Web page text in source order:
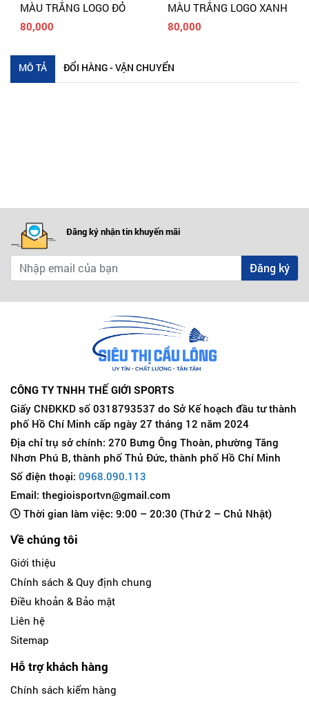
MÀU TRẮNG LOGO XANH
80,000
MÀU TRẮNG LOGO XANH
80,000
MÔ TẢ ĐỔI HÀNG - VẬN CHUYỂN
Đăng ký nhận tin khuyến mãi
Đăng ký
CÔNG TY TNHH THẾ GIỚI SPORTS
Giấy CNĐKKD số 0318793537 do Sở Kế hoạch đầu tư thành
phố Hồ Chí Minh cấp ngày 27 tháng 12 năm 2024
Địa chỉ trụ sở chính: 270 Bưng Ông Thoàn, phường Tăng
Nhơn Phú B, thành phố Thủ Đức, thành phố Hồ Chí Minh
Số điện thoại: 0968.090.113
Email: thegioisportvn@gmail.com
Thời gian làm việc: 9:00 – 20:30 (Thứ 2 – Chủ Nhật)
Về chúng tôi
Giới thiệu
Chính sách & Quy định chung
Điều khoản & Bảo mật
Liên hệ
Sitemap
Hỗ trợ khách hàng
Chính sách kiểm hàng